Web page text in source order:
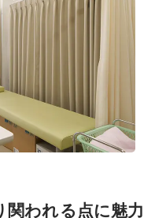
関われる点に魅力